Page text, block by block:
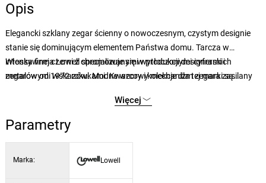
Opis
Elegancki szklany zegar ścienny o nowoczesnym, czystym designie
stanie się dominującym elementem Państwa domu. Tarcza w
intensywnej czerni z chromowanymi wytłoczonymi cyframi i
metalowymi wskazówkami. Kwarcowy mechanizm zegara zasilany
Włoska firma Lowell specjalizuje się w produkcji designerskich
zegarów od 1972 roku. Modne wzory i kolekcje dla tej marki są
projektantów. Następnie Lowell wprowadza te projekty do swoich
produktów, które od dziesięcioleci są z powodzeniem eksportowane
w całej Europie.
Więcej
Parametry
Marka: Lowell